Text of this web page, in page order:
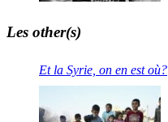
Les other(s)
Et la Syrie, on en est où?